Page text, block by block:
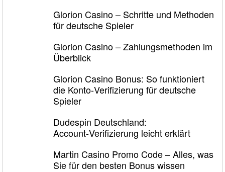
Glorion Casino – Schritte und Methoden
für deutsche Spieler
Glorion Casino – Zahlungsmethoden im
Überblick
Glorion Casino Bonus: So funktioniert
die Konto‑Verifizierung für deutsche
Spieler
Dudespin Deutschland:
Account‑Verifizierung leicht erklärt
Martin Casino Promo Code – Alles, was
Sie für den besten Bonus wissen